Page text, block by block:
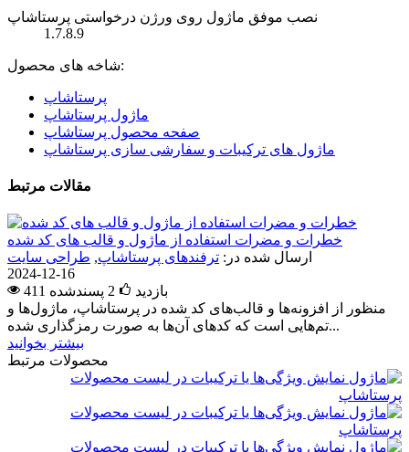
نصب موفق ماژول روی ورژن درخواستی پرستاشاپ
1.7.8.9
شاخه های محصول:
پرستاشاپ
ماژول پرستاشاپ
صفحه محصول پرستاشاپ
ماژول های ترکیبات و سفارشی سازی پرستاشاپ
مقالات مرتبط
خطرات و مضرات استفاده از ماژول و قالب های کد شده
ارسال شده در: ترفندهای پرستاشاپ, طراحی سایت
2024-12-16
411 بازدید
2 پسندشده
منظور از افزونه‌ها و قالب‌های کد شده در پرستاشاپ، ماژول‌ها و
تم‌هایی است که کدهای آن‌ها به صورت رمزگذاری شده...
بیشتر بخوانید
محصولات مرتبط